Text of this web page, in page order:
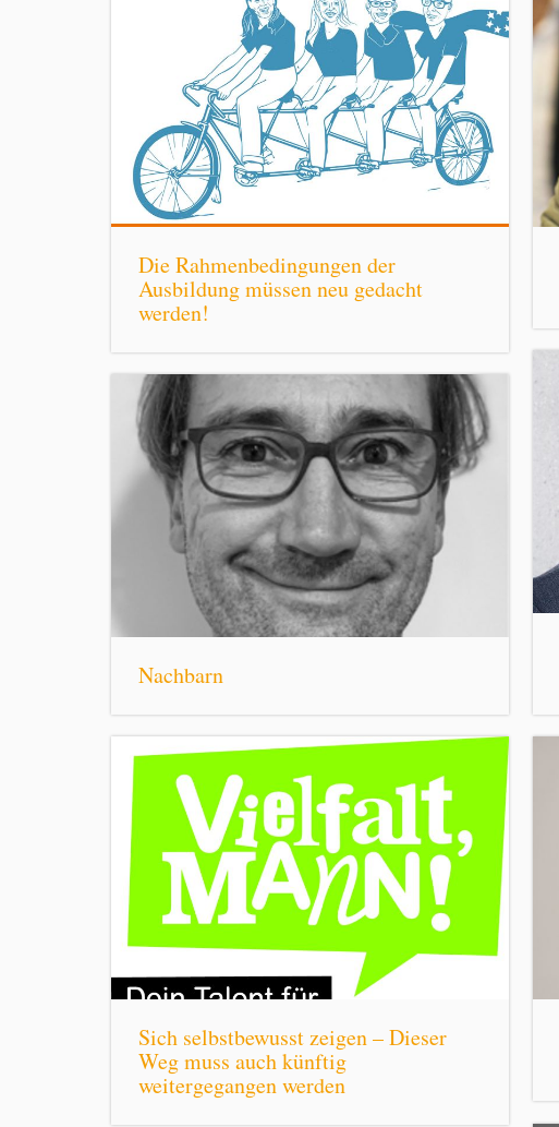
Die Rahmenbedingungen der
Ausbildung müssen neu gedacht
werden!
Nachbarn
Sich selbstbewusst zeigen – Dieser
Weg muss auch künftig
weitergegangen werden